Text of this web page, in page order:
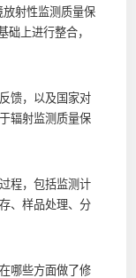
放射性监测质量保
础上进行整合，
馈，以及国家对
辐射监测质量保
程，包括监测计
、样品处理、分
哪些方面做了修